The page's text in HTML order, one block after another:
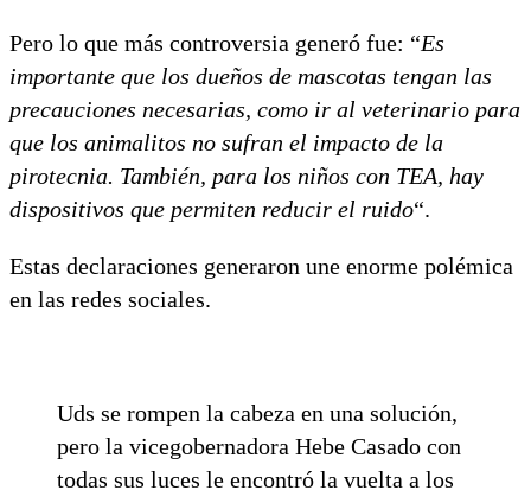
Pero lo que más controversia generó fue: “Es
importante que los dueños de mascotas tengan las
precauciones necesarias, como ir al veterinario para
que los animalitos no sufran el impacto de la
pirotecnia. También, para los niños con TEA, hay
dispositivos que permiten reducir el ruido“.
Estas declaraciones generaron une enorme polémica
en las redes sociales.
Uds se rompen la cabeza en una solución,
pero la vicegobernadora Hebe Casado con
todas sus luces le encontró la vuelta a los